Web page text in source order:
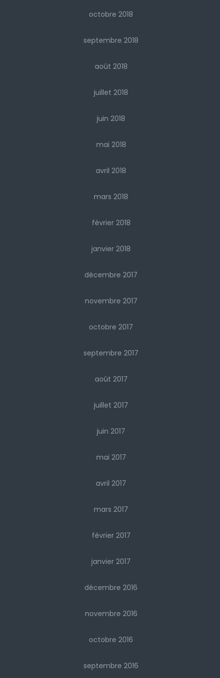
octobre 2018
septembre 2018
août 2018
juillet 2018
juin 2018
mai 2018
avril 2018
mars 2018
février 2018
janvier 2018
décembre 2017
novembre 2017
octobre 2017
septembre 2017
août 2017
juillet 2017
juin 2017
mai 2017
avril 2017
mars 2017
février 2017
janvier 2017
décembre 2016
novembre 2016
octobre 2016
septembre 2016